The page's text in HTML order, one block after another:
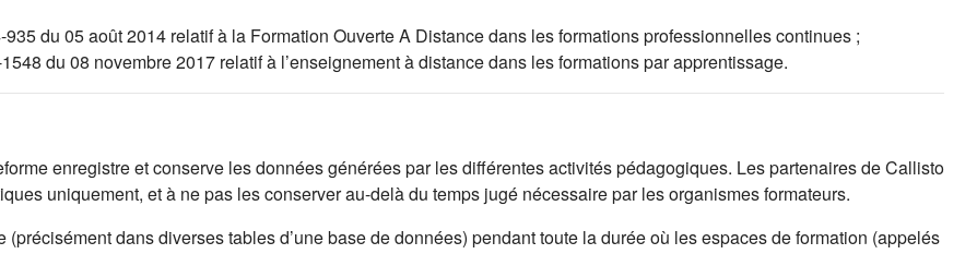
du 05 août 2014 relatif à la Formation Ouverte A Distance dans les formations professionnelles continues ;
du 08 novembre 2017 relatif à l’enseignement à distance dans les formations par apprentissage.
enregistre et conserve les données générées par les différentes activités pédagogiques. Les partenaires de Callisto
uniquement, et à ne pas les conserver au-delà du temps jugé nécessaire par les organismes formateurs.
dans diverses tables d’une base de données) pendant toute la durée où les espaces de formation (appelés